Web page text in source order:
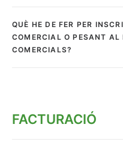
QUÈ HE DE FER PER
COMERCIAL O PESANT AL
COMERCIALS?
FACTURACIÓ